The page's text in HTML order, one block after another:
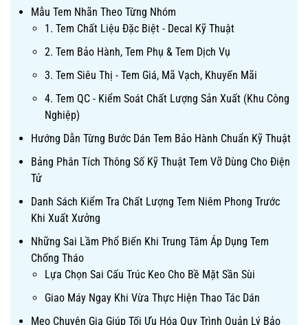
Mẫu Tem Nhãn Theo Từng Nhóm
1. Tem Chất Liệu Đặc Biệt - Decal Kỹ Thuật
2. Tem Bảo Hành, Tem Phụ & Tem Dịch Vụ
3. Tem Siêu Thị - Tem Giá, Mã Vạch, Khuyến Mãi
4. Tem QC - Kiểm Soát Chất Lượng Sản Xuất (Khu Công
Nghiệp)
Hướng Dẫn Từng Bước Dán Tem Bảo Hành Chuẩn Kỹ Thuật
Bảng Phân Tích Thông Số Kỹ Thuật Tem Vỡ Dùng Cho Điện
Tử
Danh Sách Kiểm Tra Chất Lượng Tem Niêm Phong Trước
Khi Xuất Xưởng
Những Sai Lầm Phổ Biến Khi Trung Tâm Áp Dụng Tem
Chống Tháo
Lựa Chọn Sai Cấu Trúc Keo Cho Bề Mặt Sần Sùi
Giao Máy Ngay Khi Vừa Thực Hiện Thao Tác Dán
Mẹo Chuyên Gia Giúp Tối Ưu Hóa Quy Trình Quản Lý Bảo